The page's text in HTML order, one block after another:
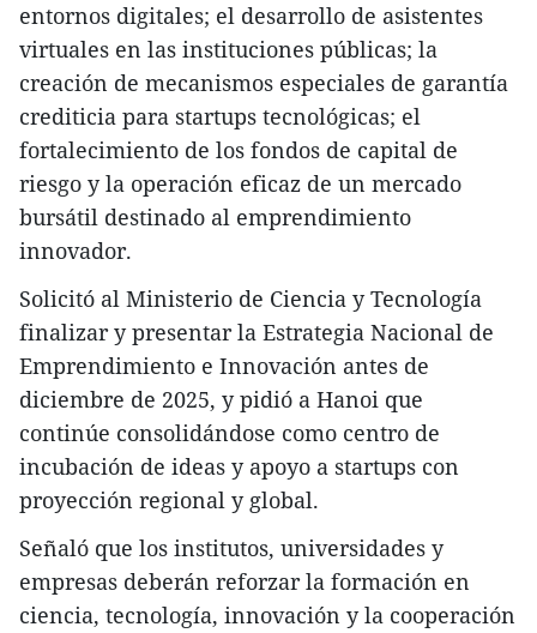
entornos digitales; el desarrollo de asistentes
virtuales en las instituciones públicas; la
creación de mecanismos especiales de garantía
crediticia para startups tecnológicas; el
fortalecimiento de los fondos de capital de
riesgo y la operación eficaz de un mercado
bursátil destinado al emprendimiento
innovador.
Solicitó al Ministerio de Ciencia y Tecnología
finalizar y presentar la Estrategia Nacional de
Emprendimiento e Innovación antes de
diciembre de 2025, y pidió a Hanoi que
continúe consolidándose como centro de
incubación de ideas y apoyo a startups con
proyección regional y global.
Señaló que los institutos, universidades y
empresas deberán reforzar la formación en
ciencia, tecnología, innovación y la cooperación